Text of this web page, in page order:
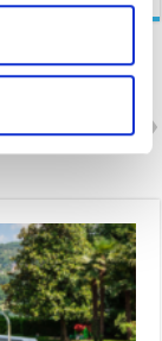
L’ Azienda Gre